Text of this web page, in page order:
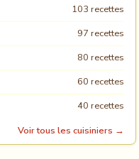
103 recettes
97 recettes
80 recettes
60 recettes
40 recettes
Voir tous les cuisiniers →